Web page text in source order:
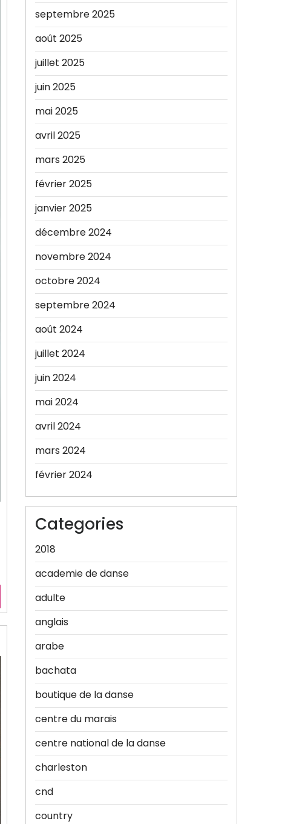
septembre 2025
août 2025
juillet 2025
juin 2025
mai 2025
avril 2025
mars 2025
février 2025
janvier 2025
décembre 2024
novembre 2024
octobre 2024
septembre 2024
août 2024
juillet 2024
juin 2024
mai 2024
avril 2024
mars 2024
février 2024
Categories
2018
academie de danse
adulte
anglais
arabe
bachata
boutique de la danse
centre du marais
centre national de la danse
charleston
cnd
country